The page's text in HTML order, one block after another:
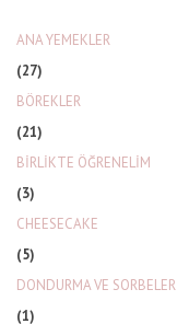
ANA YEMEKLER
(27)
BÖREKLER
(21)
BİRLİKTE ÖĞRENELİM
(3)
CHEESECAKE
(5)
DONDURMA VE SORBELER
(1)